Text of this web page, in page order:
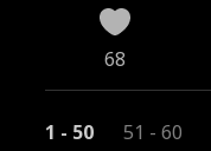
68
1 - 50 51 - 60